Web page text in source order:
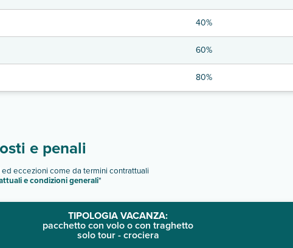
40%
60%
80%
e penali
eccezioni come da termini contrattuali
e condizioni generali"
TIPOLOGIA VACANZA:
pacchetto con volo o con traghetto
solo tour - crociera